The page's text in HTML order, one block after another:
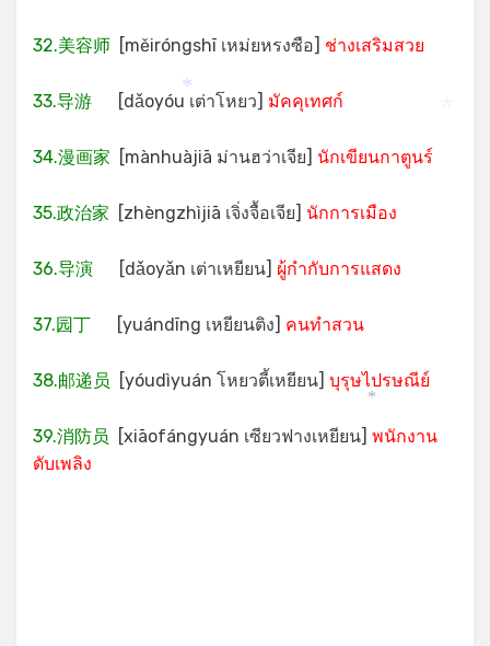
32.美容师 [měiróngshī เหม่ยหรงซือ] ช่างเสริมสวย
33.导游 [dǎoyóu เต่าโหยว] มัคคุเทศก์
34.漫画家 [mànhuàjiā ม่านฮว่าเจีย] นักเขียนกาตูนร์
35.政治家 [zhèngzhìjiā เจิ่งจื้อเจีย] นักการเมือง
36.导演 [dǎoyǎn เต่าเหยียน] ผู้กำกับการแสดง
37.园丁 [yuándīng เหยียนติง] คนทำสวน
38.邮递员 [yóudìyuán โหยวตี้เหยียน] บุรุษไปรษณีย์
39.消防员 [xiāofángyuán เซียวฟางเหยียน] พนักงาน
ดับเพลิง
*